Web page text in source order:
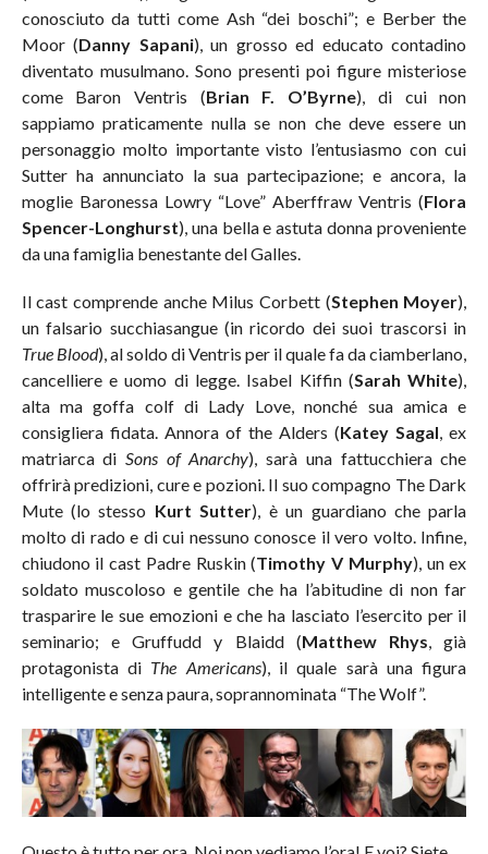
conosciuto da tutti come Ash “dei boschi”; e Berber the
Moor (Danny Sapani), un grosso ed educato contadino
diventato musulmano. Sono presenti poi figure misteriose
come Baron Ventris (Brian F. O’Byrne), di cui non
sappiamo praticamente nulla se non che deve essere un
personaggio molto importante visto l’entusiasmo con cui
Sutter ha annunciato la sua partecipazione; e ancora, la
moglie Baronessa Lowry “Love” Aberffraw Ventris (Flora
Spencer-Longhurst), una bella e astuta donna proveniente
da una famiglia benestante del Galles.
Il cast comprende anche Milus Corbett (Stephen Moyer),
un falsario succhiasangue (in ricordo dei suoi trascorsi in
True Blood), al soldo di Ventris per il quale fa da ciamberlano,
cancelliere e uomo di legge. Isabel Kiffin (Sarah White),
alta ma goffa colf di Lady Love, nonché sua amica e
consigliera fidata. Annora of the Alders (Katey Sagal, ex
matriarca diSons of Anarchy), sarà una fattucchiera che
offrirà predizioni, cure e pozioni. Il suo compagno The Dark
Mute (lo stesso Kurt Sutter), è un guardiano che parla
molto di rado e di cui nessuno conosce il vero volto. Infine,
chiudono il cast Padre Ruskin (Timothy V Murphy), un ex
soldato muscoloso e gentile che ha l’abitudine di non far
trasparire le sue emozioni e che ha lasciato l’esercito per il
seminario; e Gruffudd y Blaidd (Matthew Rhys, già
protagonista di The Americans), il quale sarà una figura
intelligente e senza paura, soprannominata “The Wolf”.